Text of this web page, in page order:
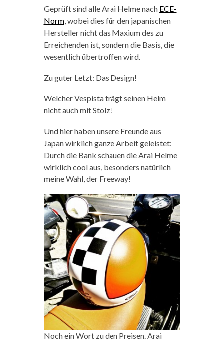
Geprüft sind alle Arai Helme nach ECE-
Norm, wobei dies für den japanischen
Hersteller nicht das Maxium des zu
Erreichenden ist, sondern die Basis, die
wesentlich übertroffen wird.
Zu guter Letzt: Das Design!
Welcher Vespista trägt seinen Helm
nicht auch mit Stolz!
Und hier haben unsere Freunde aus
Japan wirklich ganze Arbeit geleistet:
Durch die Bank schauen die Arai Helme
wirklich cool aus, besonders natürlich
meine Wahl, der Freeway!
Noch ein Wort zu den Preisen. Arai